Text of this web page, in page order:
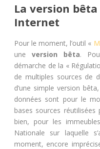
La version bêta
Internet
Pour le moment, l’outil «
une version bêta.
démarche de la «
de multiples sources de
d’une simple version
données sont pour le
bases sources réutilisées
bien, pour les
Nationale sur laquelle
moment, encore